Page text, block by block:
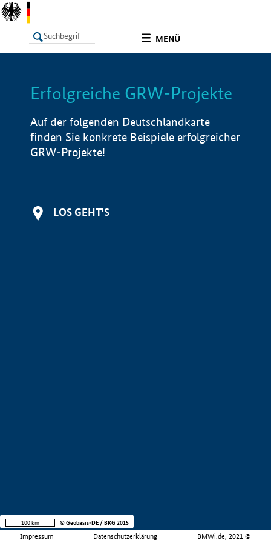
MENÜ
LISTE Info
Erfolgreiche GRW-Projekte
Auf der folgenden Deutschlandkarte
finden Sie konkrete Beispiele erfolgreicher
GRW-Projekte!
LOS GEHT'S
Impressum Datenschutzerklärung BMWi.de, 2021 ©
100 km © Geobasis-DE / BKG 2015